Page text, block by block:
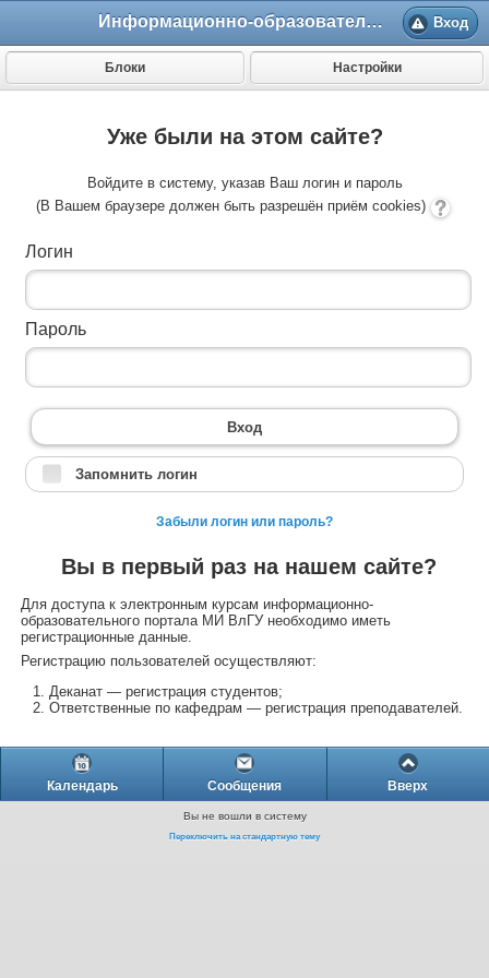
Информационно-образовательный портал МИ ВлГУ Вход
Блоки Настройки
Уже были на этом сайте?
Войдите в систему, указав Ваш логин и пароль
(В Вашем браузере должен быть разрешён приём cookies)
Логин
Пароль
Вход
Запомнить логин
Забыли логин или пароль?
Вы в первый раз на нашем сайте?
Для доступа к электронным курсам информационно-
образовательного портала МИ ВлГУ необходимо иметь
регистрационные данные.
Регистрацию пользователей осуществляют:
Деканат — регистрация студентов;
Ответственные по кафедрам — регистрация преподавателей.
Календарь Сообщения Вверх
Вы не вошли в систему
Переключить на стандартную тему